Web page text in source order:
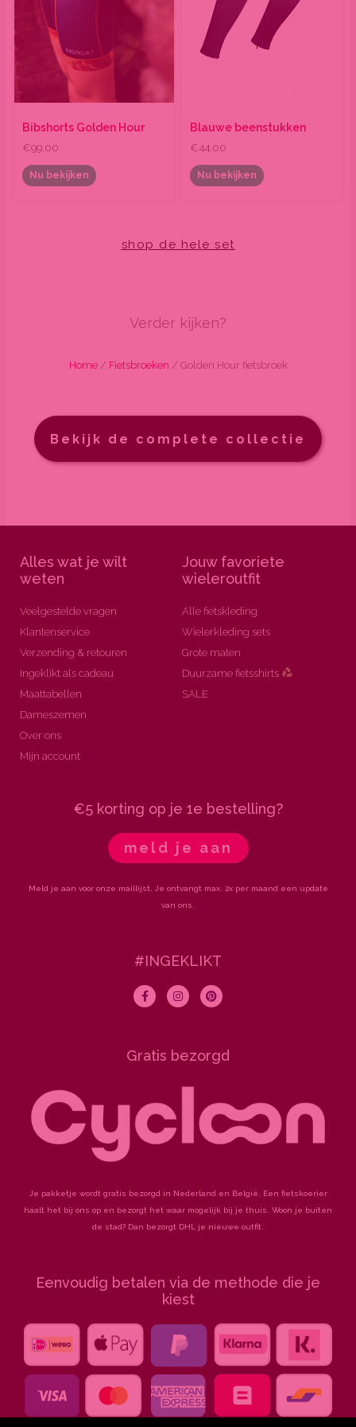
Bibshorts Golden Hour
€99.00
Nu bekijken
gekozen
de
productpagina
Blauwe beenstukken
€44.00
Nu bekijken
gekozen
worden
op
de
shop de hele set
Verder kijken?
Home/ Fietsbroeken / Golden Hour fietsbroek
Bekijk de complete collectie
Alles wat je wilt
weten
Veelgestelde vragen
Klantenservice
Verzending & retouren
Ingeklikt als cadeau
Maattabellen
Dameszemen
Over ons
Mijn account
Jouw favoriete
wieleroutfit
Alle fietskleding
Wielerkleding sets
Grote maten
Duurzame fietsshirts
SALE
€5 korting op je 1e bestelling?
meld je aan
Meld je aan voor onze maillijst. Je ontvangt max. 2x per maand een update
van ons.
#INGEKLIKT
F
a
o
I
n
r
P
i
e
s
Gratis bezorgd
Je pakketje wordt gratis bezorgd in Nederland en België. Een fietskoerier
haalt het bij ons op en bezorgt het waar mogelijk bij je thuis. Woon je buiten
de stad? Dan bezorgt DHL je nieuwe outfit.
Eenvoudig betalen via de methode die je
kiest